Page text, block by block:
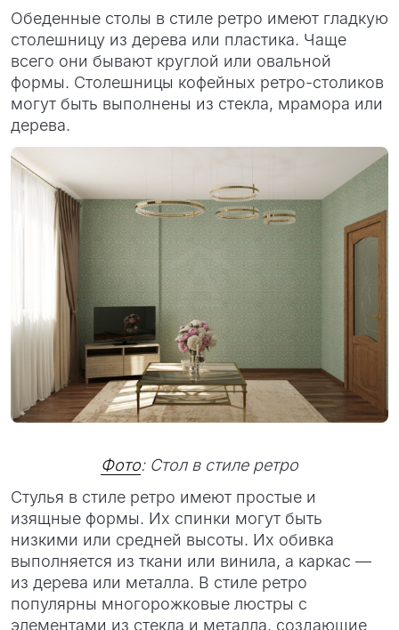
Обеденные столы в стиле ретро имеют гладкую
столешницу из дерева или пластика. Чаще
всего они бывают круглой или овальной
формы. Столешницы кофейных ретро-столиков
могут быть выполнены из стекла, мрамора или
дерева.
Фото: Стол в стиле ретро
Стулья в стиле ретро имеют простые и
изящные формы. Их спинки могут быть
низкими или средней высоты. Их обивка
выполняется из ткани или винила, а каркас —
из дерева или металла. В стиле ретро
популярны многорожковые люстры с
элементами из стекла и металла, создающие